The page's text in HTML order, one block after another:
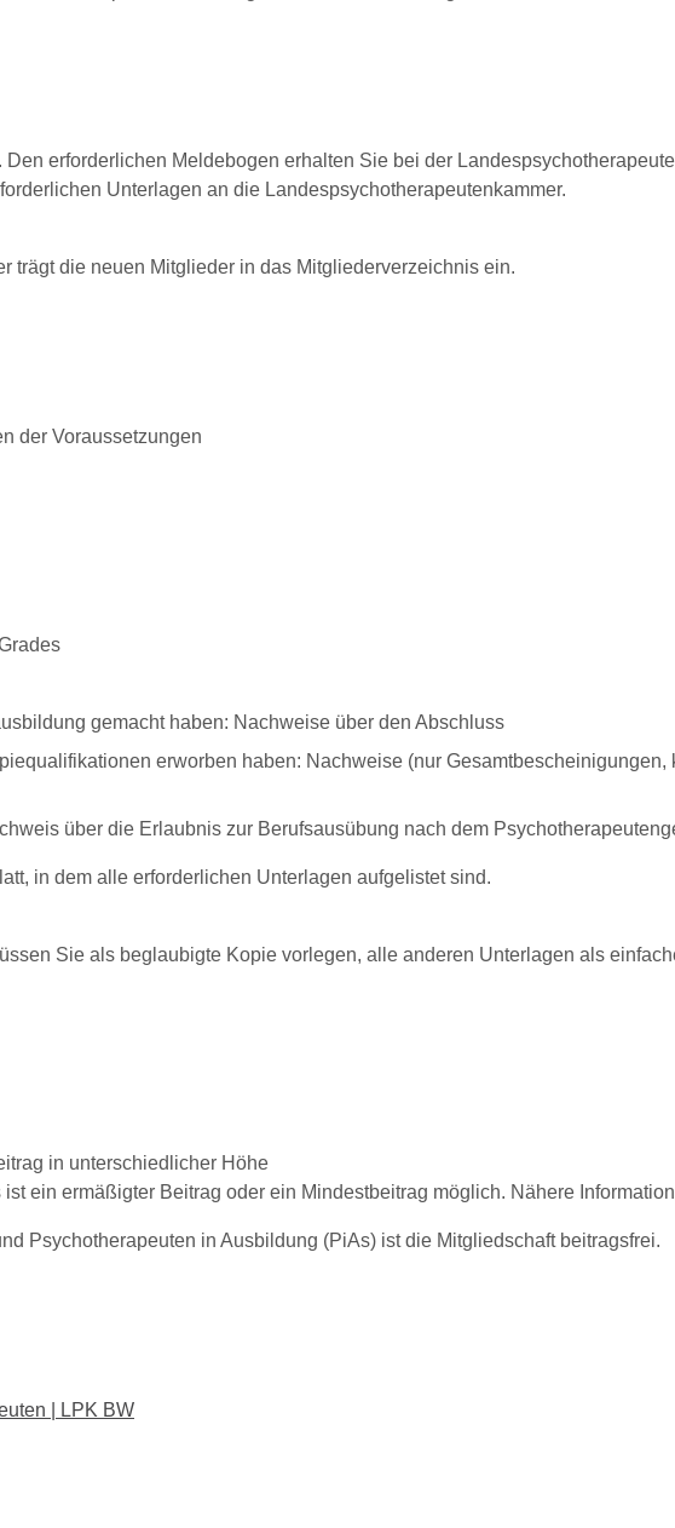
erforderlichen Meldebogen erhalten Sie bei der
Unterlagen an die Landespsychotherapeutenkammer.
trägt die neuen Mitglieder in das Mitgliederverzeichnis ein.
der Voraussetzungen
gemacht haben: Nachweise über den Abschluss
erworben haben: Nachweise (nur
über die Erlaubnis zur Berufsausübung nach dem
in dem alle erforderlichen Unterlagen aufgelistet sind.
Sie als beglaubigte Kopie vorlegen, alle anderen Unterlagen als
in unterschiedlicher Höhe
ein ermäßigter Beitrag oder ein Mindestbeitrag möglich. Nähere
Psychotherapeuten in Ausbildung (PiAs) ist die Mitgliedschaft beitragsfrei.
| LPK BW